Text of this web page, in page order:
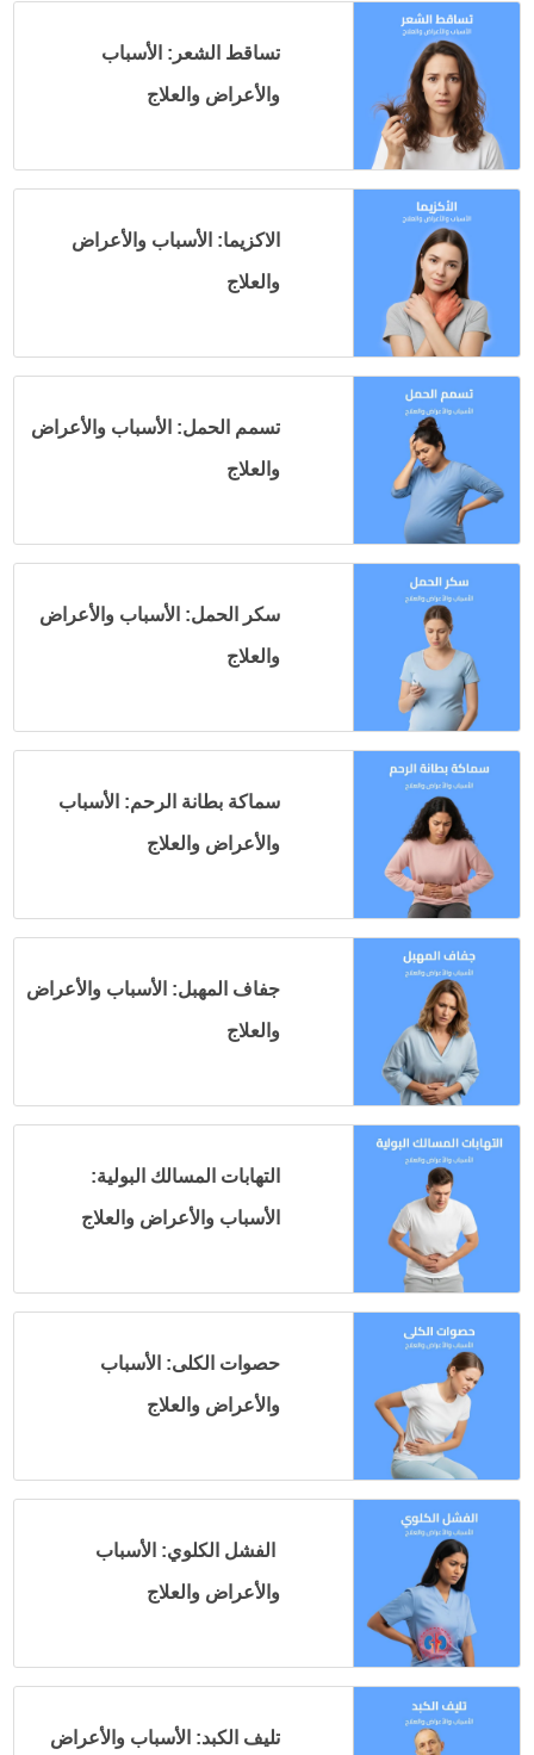
تساقط الشعر: الأسباب
والأعراض والعلاج
الاكزيما: الأسباب والأعراض
والعلاج
تسمم الحمل: الأسباب والأعراض
والعلاج
سكر الحمل: الأسباب والأعراض
والعلاج
سماكة بطانة الرحم: الأسباب
والأعراض والعلاج
جفاف المهبل: الأسباب والأعراض
والعلاج
التهابات المسالك البولية:
الأسباب والأعراض والعلاج
حصوات الكلى: الأسباب
والأعراض والعلاج
الفشل الكلوي: الأسباب
والأعراض والعلاج
تليف الكبد: الأسباب والأعراض